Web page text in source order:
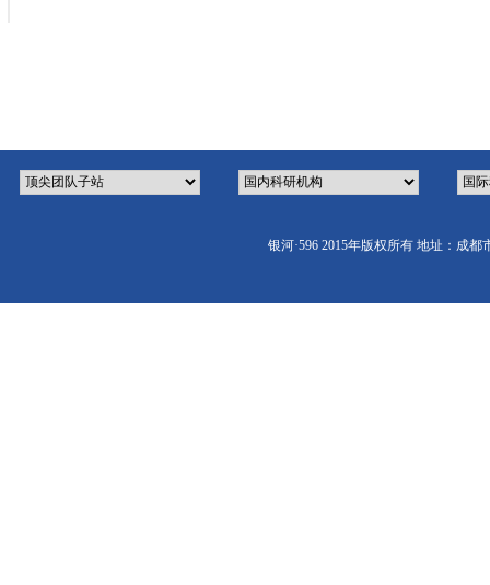
银河·596 2015年版权所有 地址：成